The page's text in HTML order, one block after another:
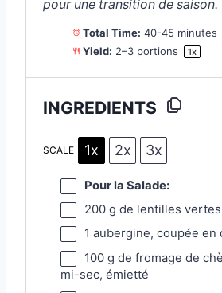
pour une transition de saison.
Total Time: 40-45 minutes
Yield: 2–3portions 1x
INGREDIENTS
SCALE 1x 2x 3x
Pour la Salade:
200 g de lentilles vertes
1 aubergine, coupée en
100 g de fromage de
mi-sec, émietté